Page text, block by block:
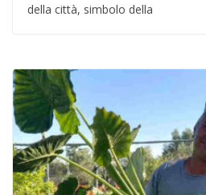
della città, simbolo della